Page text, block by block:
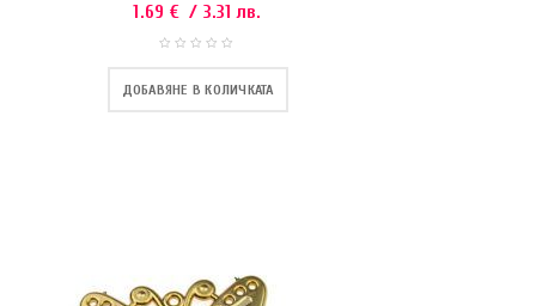
1.69 € / 3.31 лв.
ДОБАВЯНЕ В КОЛИЧКАТА